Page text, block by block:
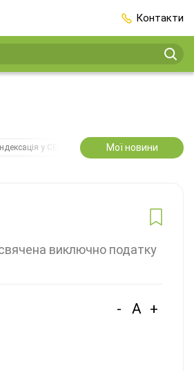
Контакти
у СЕРПНІ 2️⃣0️⃣2️⃣7️⃣ Усі
Мої новини
виключно податку
- A +